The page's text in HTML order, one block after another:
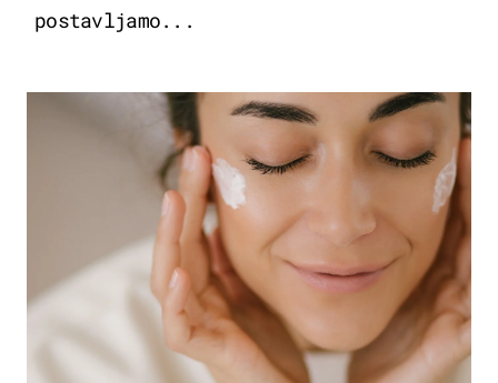
postavljamo...
MODA & LJEPOTA